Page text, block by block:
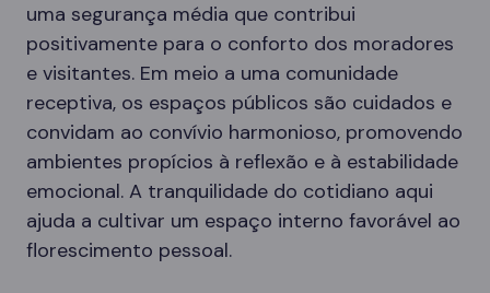
uma segurança média que contribui
positivamente para o conforto dos moradores
e visitantes. Em meio a uma comunidade
receptiva, os espaços públicos são cuidados e
convidam ao convívio harmonioso, promovendo
ambientes propícios à reflexão e à estabilidade
emocional. A tranquilidade do cotidiano aqui
ajuda a cultivar um espaço interno favorável ao
florescimento pessoal.